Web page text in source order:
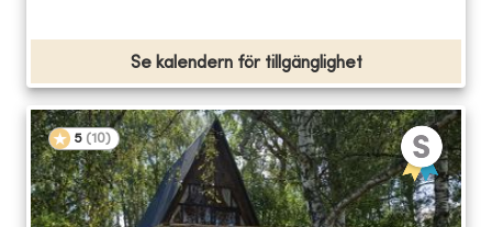
Se kalendern för tillgänglighet
5 (10)